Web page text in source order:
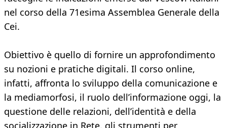
nel corso della 71esima Assemblea Generale della
Cei.
Obiettivo è quello di fornire un approfondimento
su nozioni e pratiche digitali. Il corso online,
infatti, affronta lo sviluppo della comunicazione e
la mediamorfosi, il ruolo dell’informazione oggi, la
questione delle relazioni, dell’identità e della
socializzazione in Rete, gli strumenti per